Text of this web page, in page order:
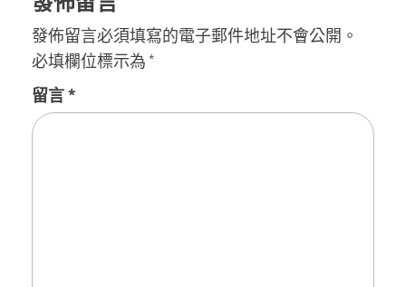
發佈留言必須填寫的電子郵件地址不會公開。
必填欄位標示為 *
留言*